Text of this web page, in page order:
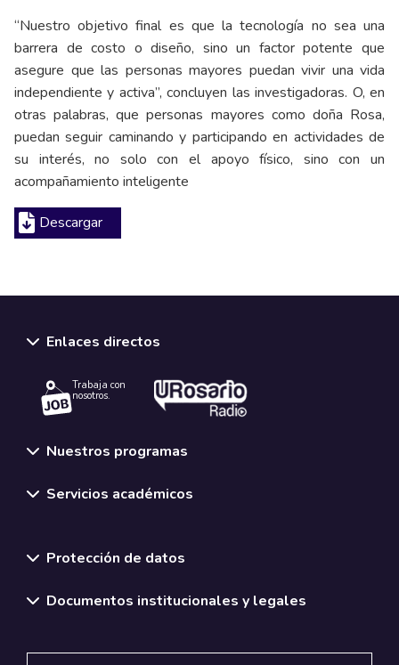
“Nuestro objetivo final es que la tecnología no sea una
barrera de costo o diseño, sino un factor potente que
asegure que las personas mayores puedan vivir una vida
independiente y activa”, concluyen las investigadoras. O, en
otras palabras, que personas mayores como doña Rosa,
puedan seguir caminando y participando en actividades de
su interés, no solo con el apoyo físico, sino con un
acompañamiento inteligente
Descargar
Enlaces directos
Trabaja con
nosotros.
Nuestros programas
Servicios académicos
Protección de datos
Documentos institucionales y legales